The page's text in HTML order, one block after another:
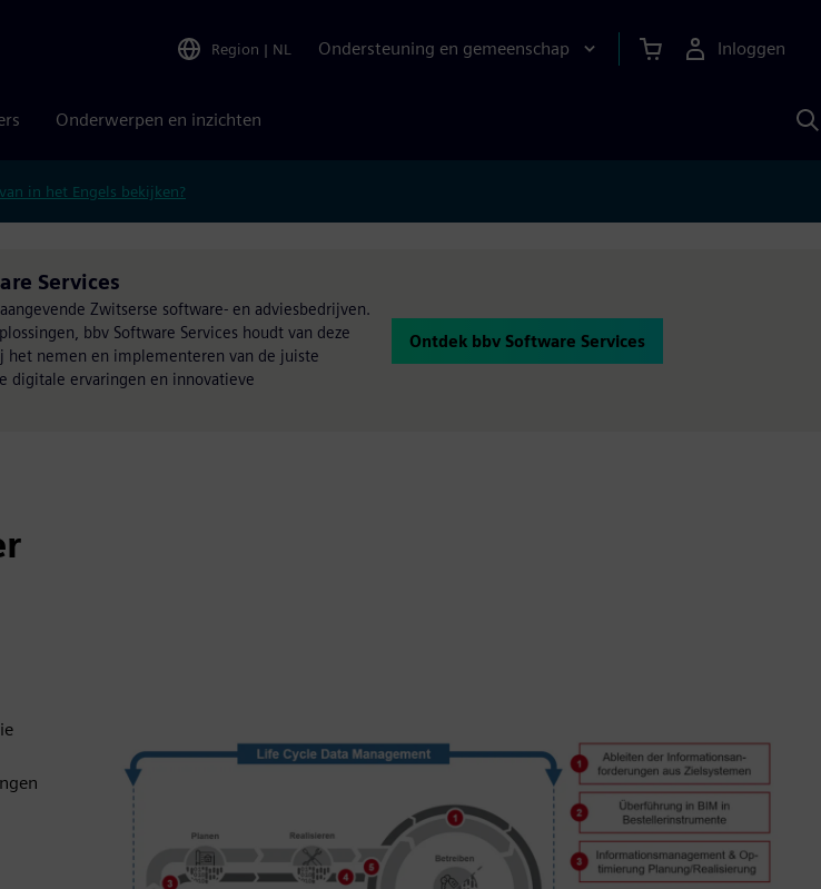
Region | NL Ondersteuning en gemeenschap Inloggen
Onderwerpen en inzichten
in het Engels bekijken?
Services
Zwitserse software- en adviesbedrijven.
bbv Software Services houdt van deze
nemen en implementeren van de juiste
digitale ervaringen en innovatieve
Ontdek bbv Software Services